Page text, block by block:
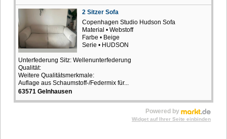
2 Sitzer Sofa
Copenhagen Studio Hudson Sofa
Material • Webstoff
Farbe • Beige
Serie • HUDSON
Unterfederung Sitz: Wellenunterfederung
Qualität:
Weitere Qualitätsmerkmale:
Auflage aus Schaumstoff-/Federmix für...
63571 Gelnhausen
Powered by
Widget auf Ihrer Seite einbinden